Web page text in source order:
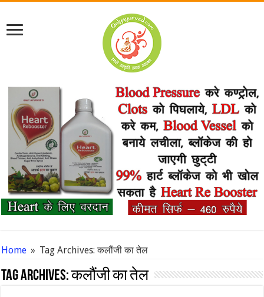
Home » Tag Archives: कलौंजी का तेल
Tag Archives:कलौंजी का तेल